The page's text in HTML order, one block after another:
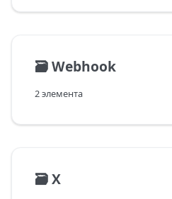
🗃️Webhook
2 элемента
🗃️X